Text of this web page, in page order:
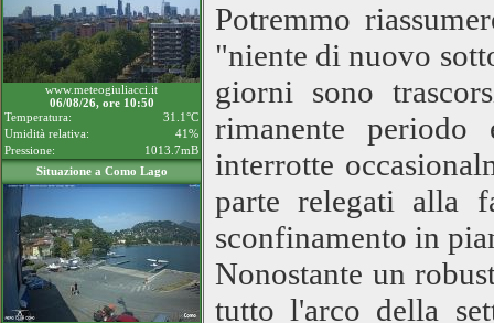
www.meteogiuliacci.it
06/08/26, ore 10:50
Temperatura:
31.1°C
Umidità relativa:
41%
Pressione:
1013.7mB
Situazione a Como Lago
Potremmo
"niente di nuovo
giorni sono
rimanente periodo
interrotte
parte relegati alla
sconfinamento in
Nonostante un
tutto l'arco della